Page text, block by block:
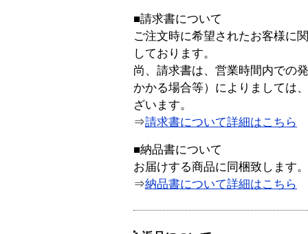
■請求書について
ご注文時に希望されたお客様に
しております。
尚、請求書は、営業時間内での
かかる場合等）によりましては
ざいます。
⇒請求書について詳細はこちら
■納品書について
お届けする商品に同梱致します。
⇒納品書について詳細はこちら